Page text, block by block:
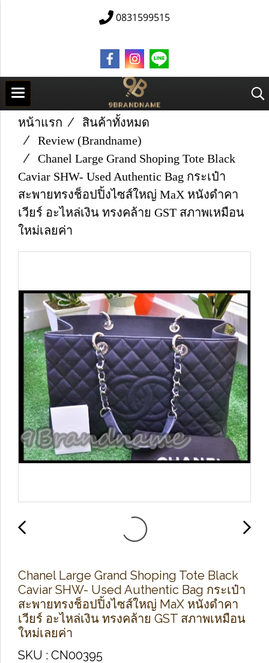
0831599515
หน้าแรก
สินค้าทั้งหมด
Review (Brandname)
Chanel Large Grand Shoping Tote Black
Caviar SHW- Used Authentic Bag กระเป๋า
สะพายทรงช็อปปิ้งไซส์ใหญ่ MaX หนังดำคา
เวียร์ อะไหล่เงิน ทรงคล้าย GST สภาพเหมือน
ใหม่เลยค่า
Chanel Large Grand Shoping Tote Black
Caviar SHW- Used Authentic Bag กระเป๋า
สะพายทรงช็อปปิ้งไซส์ใหญ่ MaX หนังดำคา
เวียร์ อะไหล่เงิน ทรงคล้าย GST สภาพเหมือน
ใหม่เลยค่า
SKU : CN00395